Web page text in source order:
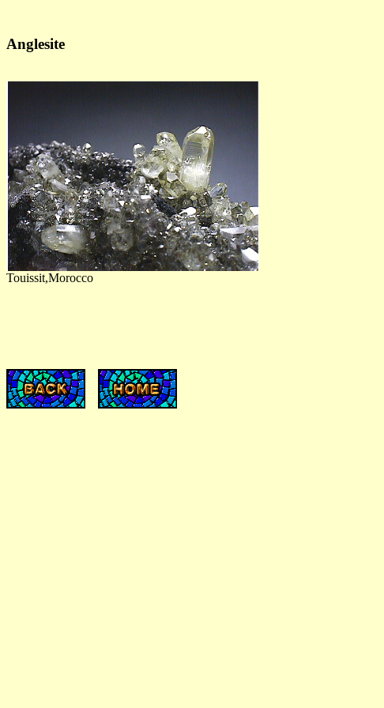
Anglesite
Touissit,Morocco